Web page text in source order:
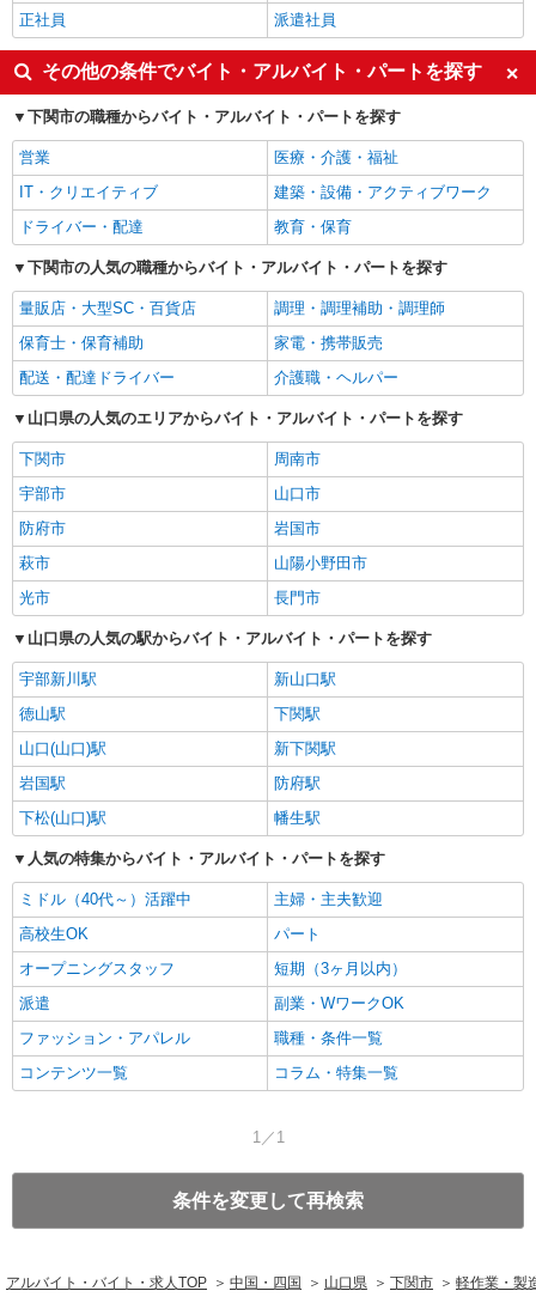
正社員
派遣社員
その他の条件でバイト・アルバイト・パートを探す
下関市の職種からバイト・アルバイト・パートを探す
営業
医療・介護・福祉
IT・クリエイティブ
建築・設備・アクティブワーク
ドライバー・配達
教育・保育
下関市の人気の職種からバイト・アルバイト・パートを探す
量販店・大型SC・百貨店
調理・調理補助・調理師
保育士・保育補助
家電・携帯販売
配送・配達ドライバー
介護職・ヘルパー
山口県の人気のエリアからバイト・アルバイト・パートを探す
下関市
周南市
宇部市
山口市
防府市
岩国市
萩市
山陽小野田市
光市
長門市
山口県の人気の駅からバイト・アルバイト・パートを探す
宇部新川駅
新山口駅
徳山駅
下関駅
山口(山口)駅
新下関駅
岩国駅
防府駅
下松(山口)駅
幡生駅
人気の特集からバイト・アルバイト・パートを探す
ミドル（40代～）活躍中
主婦・主夫歓迎
高校生OK
パート
オープニングスタッフ
短期（3ヶ月以内）
派遣
副業・WワークOK
ファッション・アパレル
職種・条件一覧
コンテンツ一覧
コラム・特集一覧
1／1
条件を変更して再検索
アルバイト・バイト・求人TOP 中国・四国 山口県 下関市 軽作業・製